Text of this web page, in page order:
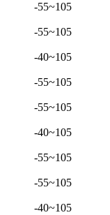
-55~105
-55~105
-40~105
-55~105
-55~105
-40~105
-55~105
-55~105
-40~105